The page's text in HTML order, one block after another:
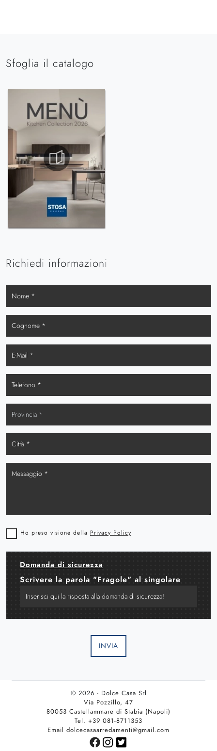
Sfoglia il catalogo
Richiedi informazioni
Ho preso visione della Privacy Policy
Domanda di sicurezza
Scrivere la parola "Fragole" al singolare
INVIA
© 2026 - Dolce Casa Srl
Via Pozzillo, 47
80053 Castellammare di Stabia (Napoli)
Tel. +39 081-8711353
Email dolcecasaarredamenti@gmail.com